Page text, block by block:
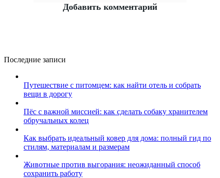
Добавить комментарий
Последние записи
Путешествие с питомцем: как найти отель и собрать
вещи в дорогу
Пёс с важной миссией: как сделать собаку хранителем
обручальных колец
Как выбрать идеальный ковер для дома: полный гид по
стилям, материалам и размерам
Животные против выгорания: неожиданный способ
сохранить работу